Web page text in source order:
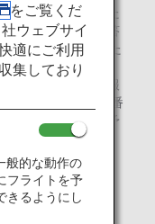
せ先をお知らせいた
だけます。自動回答
ボットもご利用いた
、航空券のご予
ージクラブ会員情報
個人情報（カード番
レスなど）または予
をご覧くだ
ウェブサイ
適にご利用
集しており
般的な動作の
フライトを予
きるようにし